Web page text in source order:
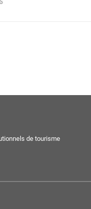
de tourisme